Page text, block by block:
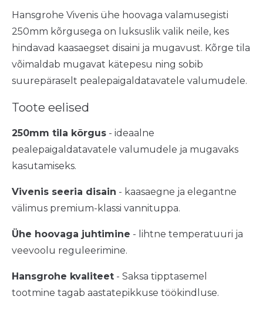
Hansgrohe Vivenis ühe hoovaga valamusegisti
250mm kõrgusega on luksuslik valik neile, kes
hindavad kaasaegset disaini ja mugavust. Kõrge tila
võimaldab mugavat kätepesu ning sobib
suurepäraselt pealepaigaldatavatele valumudele.
Toote eelised
250mm tila kõrgus - ideaalne
pealepaigaldatavatele valumudele ja mugavaks
kasutamiseks.
Vivenis seeria disain - kaasaegne ja elegantne
välimus premium-klassi vannituppa.
Ühe hoovaga juhtimine - lihtne temperatuuri ja
veevoolu reguleerimine.
Hansgrohe kvaliteet - Saksa tipptasemel
tootmine tagab aastatepikkuse töökindluse.